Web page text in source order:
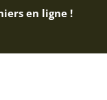
en ligne !